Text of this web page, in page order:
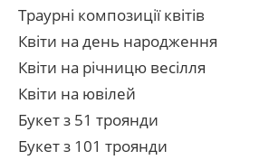
Траурні композиції квітів
Квіти на день народження
Квіти на річницю весілля
Квіти на ювілей
Букет з 51 троянди
Букет з 101 троянди